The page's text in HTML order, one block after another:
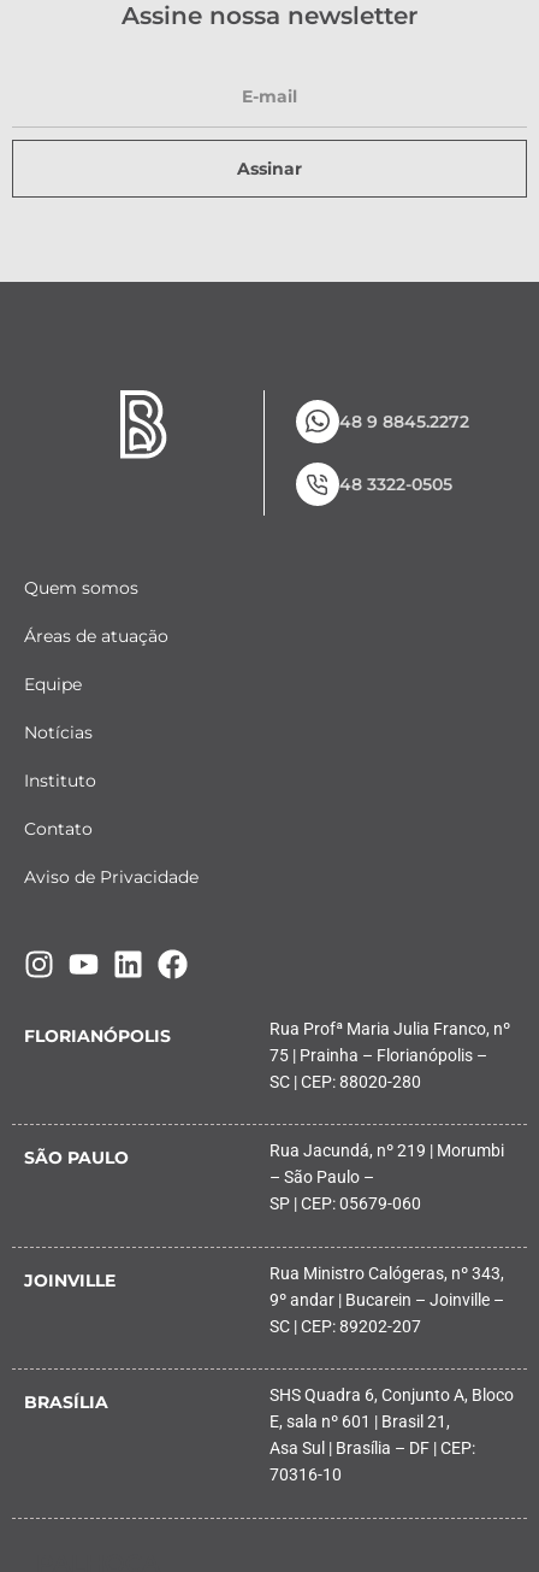
Assine nossa newsletter
Assinar
48 9 8845.2272
48 3322-0505
Quem somos
Áreas de atuação
Equipe
Notícias
Instituto
Contato
Aviso de Privacidade
FLORIANÓPOLIS
Rua Profª Maria Julia Franco, nº
75 | Prainha – Florianópolis –
SC | CEP: 88020-280
SÃO PAULO
Rua Jacundá, nº 219 | Morumbi
– São Paulo –
SP | CEP: 05679-060
JOINVILLE
Rua Ministro Calógeras, nº 343,
9º andar | Bucarein – Joinville –
SC | CEP: 89202-207
BRASÍLIA
SHS Quadra 6, Conjunto A, Bloco
E, sala nº 601 | Brasil 21,
Asa Sul | Brasília – DF | CEP:
70316-10